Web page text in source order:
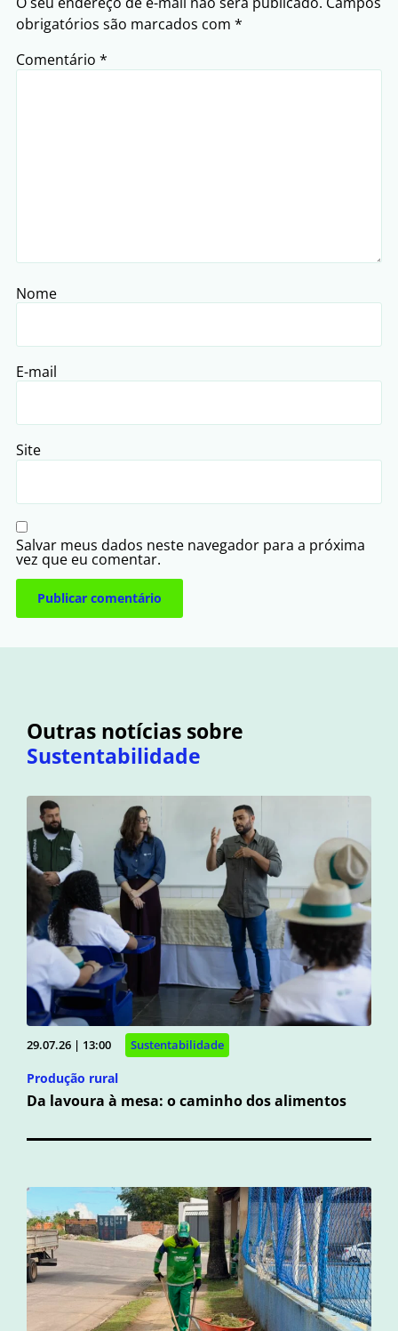
obrigatórios são marcados com *
Comentário *
Nome
E-mail
Site
Salvar meus dados neste navegador para a próxima
vez que eu comentar.
Outras notícias sobre
Sustentabilidade
29.07.26 | 13:00 Sustentabilidade
Produção rural
Da lavoura à mesa: o caminho dos alimentos